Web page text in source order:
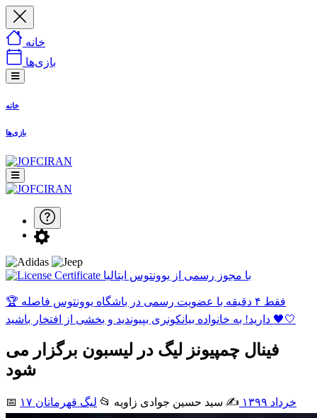
خانه
بازی‌ها
خانه
بازی‌ها
با مجوز رسمی از یوونتوس ایتالیا
🏆 فقط ۴ دقیقه با عضویت رسمی در باشگاه یوونتوس فاصله
دارید! به خانواده بیانکونری بپیوندید و بخشی از افتخار باشید 🖤🤍
فینال چمپیونز لیگ در لیسبون برگزار می
شود
📅 ۱۷ خرداد ۱۳۹۹ ✍️ سید حسین جوادی زاويه 📂 لیگ قهرمانان